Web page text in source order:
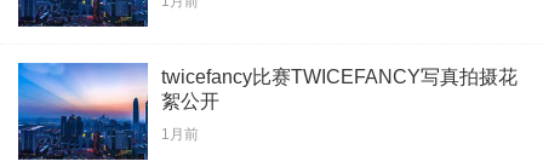
twicefancy比赛TWICEFANCY写真拍摄花
絮公开
1月前